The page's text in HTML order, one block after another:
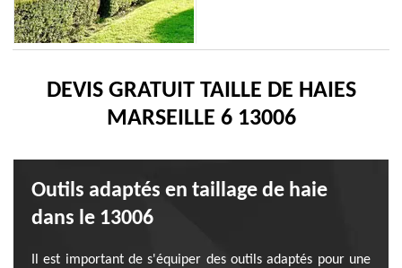
DEVIS GRATUIT TAILLE DE HAIES
MARSEILLE 6 13006
Outils adaptés en taillage de haie
dans le 13006
Il est important de s'équiper des outils adaptés pour une